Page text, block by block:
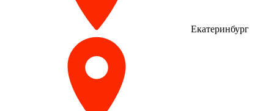
Екатеринбург